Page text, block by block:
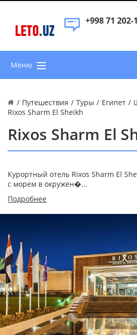
LETO.UZ
+998 71 202-
Меню
/ Путешествия / Туры / Египет /
Rixos Sharm El Sheikh
Rixos Sharm El
Курортный отель Rixos Sharm El
с морем в окружен�...
Подробнее